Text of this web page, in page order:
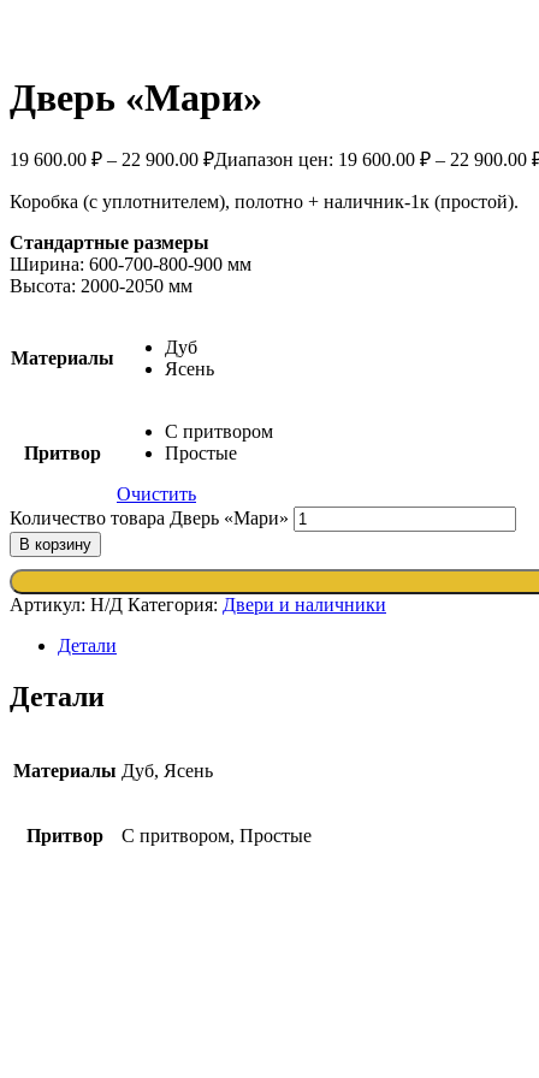
Дверь «Мари»
19 600.00 ₽ – 22 900.00 ₽Диапазон цен: 19 600.00 ₽ – 22 900.00
Коробка (с уплотнителем), полотно + наличник-1к (простой).
Стандартные размеры
Ширина: 600-700-800-900 мм
Высота: 2000-2050 мм
Материалы
Дуб
Ясень
Притвор
С притвором
Простые
Очистить
Количество товара Дверь «Мари»
В корзину
Артикул: Н/Д Категория: Двери и наличники
Детали
Детали
Материалы Дуб, Ясень
Притвор С притвором, Простые